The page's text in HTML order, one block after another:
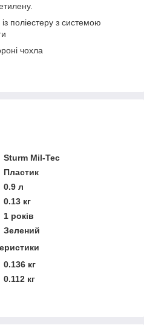
поліестеру з системою
чохла
Sturm Mil-Tec
Пластик
0.9 л
0.13 кг
1 років
Зелений
0.136 кг
0.112 кг